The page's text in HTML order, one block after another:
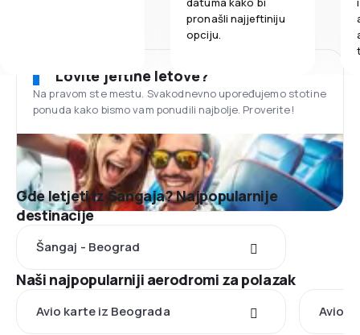
pronašli najjeftiniju
opciju.
Lovite jeftine letove?
Na pravom ste mestu. Svakodnevno upoređujemo stotine
ponuda kako bismo vam ponudili najbolje. Proverite!
Gde letjeti iz Šangaja? Najpopularnije
destinacije
Šangaj - Beograd
Naši najpopularniji aerodromi za polazak
Avio karte iz Beograda Avio